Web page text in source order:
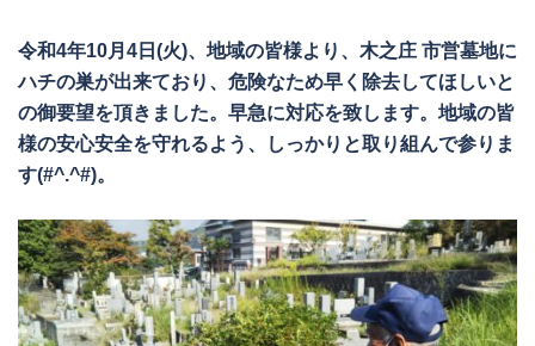
令和4年10月4日(火)、地域の皆様より、木之庄 市営墓地に
ハチの巣が出来ており、危険なため早く除去してほしいと
の御要望を頂きました。早急に対応を致します。地域の皆
様の安心安全を守れるよう、しっかりと取り組んで参りま
す(#^.^#)。